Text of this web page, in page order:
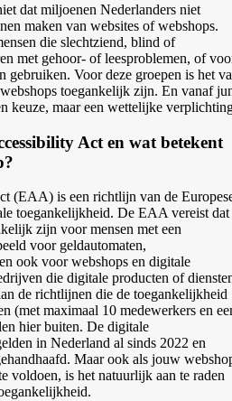
dat miljoenen Nederlanders niet
maken van websites of webshops.
die slechtziend, blind of
met gehoor- of leesproblemen, of
gebruiken. Voor deze groepen is het
toegankelijk zijn. En vanaf
keuze, maar een wettelijke
Act en wat betekent
(EAA) is een richtlijn van de
toegankelijkheid. De EAA vereist dat
zijn voor mensen met een
voor geldautomaten,
ook voor webshops en digitale
die digitale producten of
de richtlijnen die de toegankelijkheid
(met maximaal 10 medewerkers en
hier buiten. De digitale
in Nederland al sinds 2022 en
Maar ook als jouw
voldoen, is het natuurlijk aan te raden